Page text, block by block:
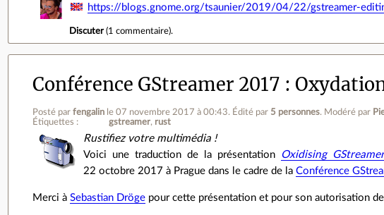
https://blogs.gnome.org/tsaunier/2019/04/22/gstreamer-
Discuter(1 commentaire).
Conférence GStreamer 2017 :
Posté parfengalin le 07 novembre 2017 à 00:43. Édité par 5 personnes. Modéré par
Étiquettes :
gstreamer rust
Rustifiez votre multimédia !
Voici une traduction de la présentation
Oxidising
22 octobre 2017 à Prague dans le cadre de laConférence
Merci àSebastian Dröge pour cette présentation et pour son autorisation